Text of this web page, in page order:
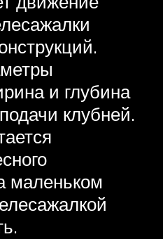
и глубина
клубней.
маленьком